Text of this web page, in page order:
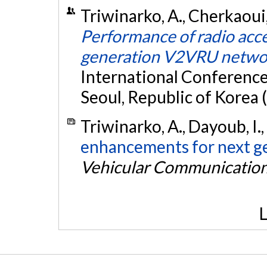
Triwinarko, A.,
Performance of radio
generation V2VRU
International
Seoul, Republic of Korea
Triwinarko, A., Dayoub,
enhancements for next
Vehicular